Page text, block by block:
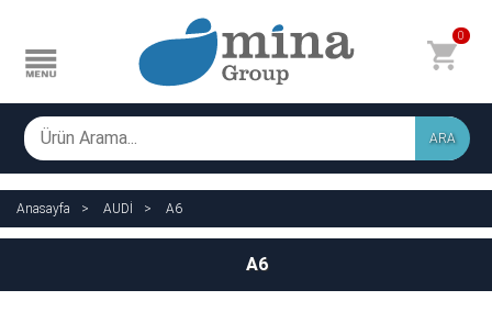
0
ARA
Anasayfa AUDİ A6
A6